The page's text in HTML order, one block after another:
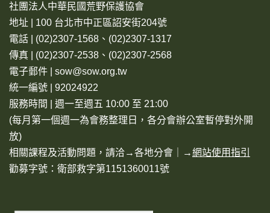
社團法人中華民國荒野保護協會
地址 | 100 台北市中正區詔安街204號
電話 | (02)2307-1568、(02)2307-1317
傳真 | (02)2307-2538、(02)2307-2568
電子郵件 | sow@sow.org.tw
統一編號 | 92024922
服務時間 | 週一至週五 10:00 至 21:00
(每月第一個週一為會務整理日，各分會辦公室暫停對外開
放)
相關課程及活動問題，請洽→各地分會 ｜→網站使用指引
勸募字號：衛部救字第1151360011號